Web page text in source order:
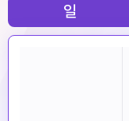
일